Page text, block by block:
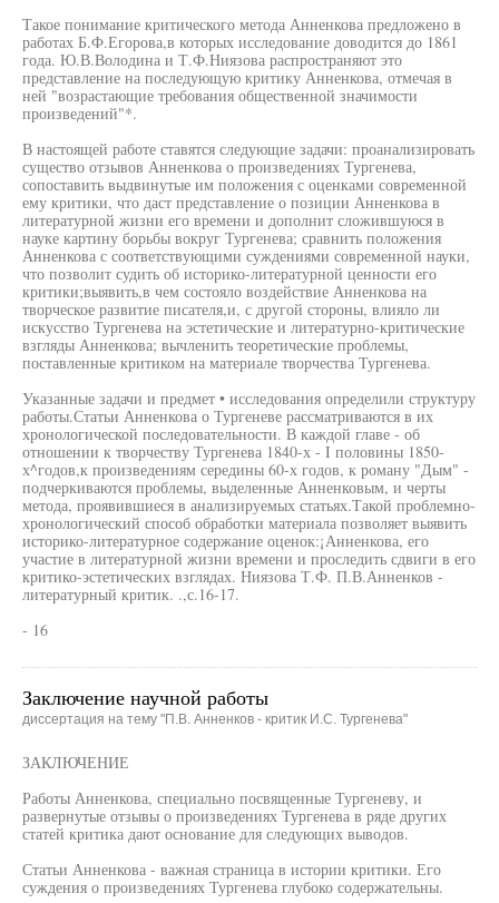
Такое понимание критического метода Анненкова предложено в
работах Б.Ф.Егорова,в которых исследование доводится до 1861
года. Ю.В.Володина и Т.Ф.Ниязова распространяют это
представление на последующую критику Анненкова, отмечая в
ней "возрастающие требования общественной значимости
произведений"*.
В настоящей работе ставятся следующие задачи: проанализировать
существо отзывов Анненкова о произведениях Тургенева,
сопоставить выдвинутые им положения с оценками современной
ему критики, что даст представление о позиции Анненкова в
литературной жизни его времени и дополнит сложившуюся в
науке картину борьбы вокруг Тургенева; сравнить положения
Анненкова с соответствующими суждениями современной науки,
что позволит судить об историко-литературной ценности его
критики;выявить,в чем состояло воздействие Анненкова на
творческое развитие писателя,и, с другой стороны, влияло ли
искусство Тургенева на эстетические и литературно-критические
взгляды Анненкова; вычленить теоретические проблемы,
поставленные критиком на материале творчества Тургенева.
Указанные задачи и предмет • исследования определили структуру
работы.Статьи Анненкова о Тургеневе рассматриваются в их
хронологической последовательности. В каждой главе - об
отношении к творчеству Тургенева 1840-х - I половины 1850-
х^годов,к произведениям середины 60-х годов, к роману "Дым" -
подчеркиваются проблемы, выделенные Анненковым, и черты
метода, проявившиеся в анализируемых статьях.Такой проблемно-
хронологический способ обработки материала позволяет выявить
историко-литературное содержание оценок:¡Анненкова, его
участие в литературной жизни времени и проследить сдвиги в его
критико-эстетических взглядах. Ниязова Т.Ф. П.В.Анненков -
литературный критик. .,с.16-17.
- 16
Заключение научной работы
диссертация на тему "П.В. Анненков - критик И.С. Тургенева"
ЗАКЛЮЧЕНИЕ
Работы Анненкова, специально посвященные Тургеневу, и
развернутые отзывы о произведениях Тургенева в ряде других
статей критика дают основание для следующих выводов.
Статьи Анненкова - важная страница в истории критики. Его
суждения о произведениях Тургенева глубоко содержательны.